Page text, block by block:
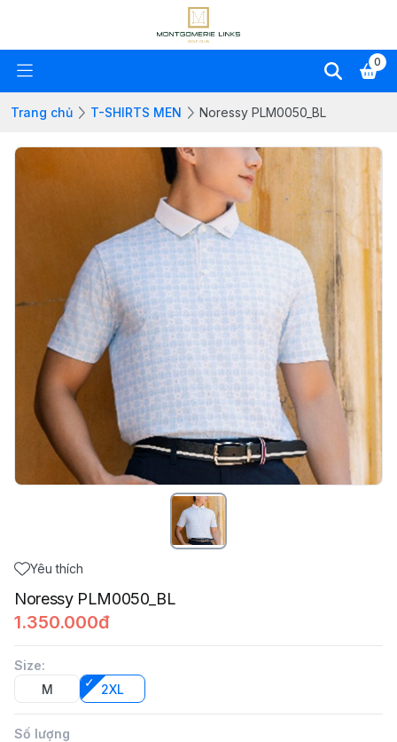
0
Trang chủ T-SHIRTS MEN Noressy PLM0050_BL
Yêu thích
Noressy PLM0050_BL
1.350.000đ
Size:
M
2XL
Số lượng